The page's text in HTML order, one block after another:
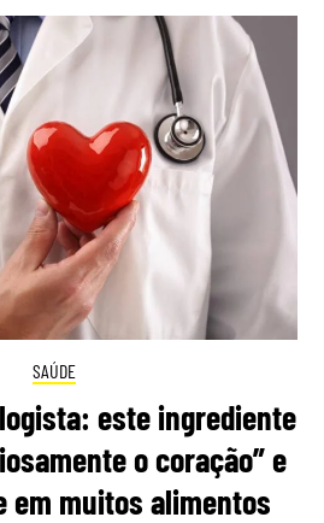
SAÚDE
este ingrediente
o coração” e
em muitos alimentos